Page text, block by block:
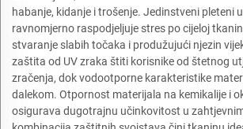
habanje, kidanje i trošenje. Jedinstveni pleteni
ravnomjerno raspodjeljuje stres po cijeloj
stvaranje slabih točaka i produžujući njezin
zaštita od UV zraka štiti korisnike od štetnog
zračenja, dok vodootporne karakteristike
dalekom. Otpornost materijala na kemikalije i
osigurava dugotrajnu učinkovitost u